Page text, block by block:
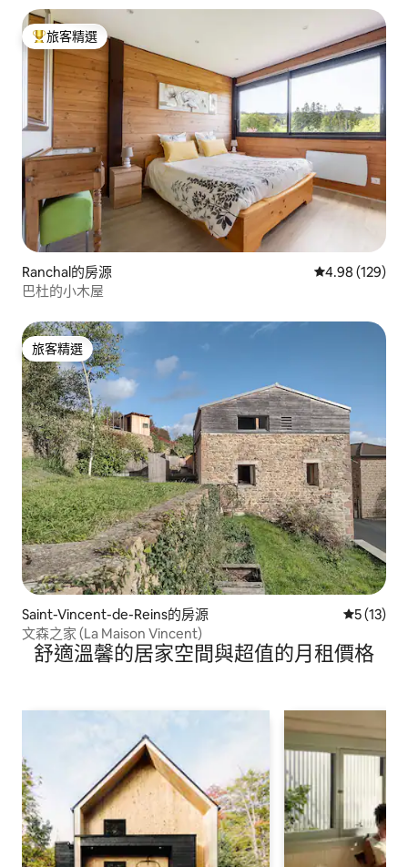
旅客精選榜首
旅客精選
Ranchal的房源 從 129 則評價
4.98 (129)
巴杜的小木屋
旅客精選
旅客精選
Saint-Vincent-de-Reins的房源 從 13 則
5 (13)
文森之家 (La Maison Vincent)
舒適溫馨的居家空間與超值的月租價格